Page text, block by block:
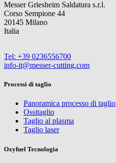
Messer Griesheim Saldatura s.r.l.
Corso Sempione 44
20145 Milano
Italia
Tel: +39 0236556700
info-it@messer-cutting.com
Processi di taglio
Panoramica processo di taglio
Ossitaglio
Taglio al plasma
Taglio laser
Oxyfuel Tecnologia